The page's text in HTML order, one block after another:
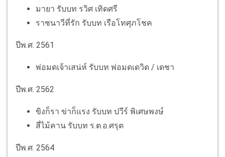
มายา รับบท รวิศ เทิดศรี
ราชนาวีที่รัก รับบท เรือโทศุภโชค
ปีพ.ศ. 2561​
พ่อมดเจ้าเสน่ห์ รับบท พ่อมดเดวิด / เดชา
ปีพ.ศ. 2562
ขิงก็รา ข่าก็แรง รับบท ปวีร์ พิเศษพงษ์
สี่ไม้คาน รับบท ร.ต.อ.ศรุต
ปีพ.ศ. 2564​